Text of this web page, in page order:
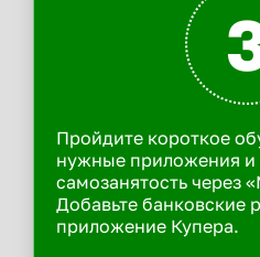
Пройдите короткое
нужные приложения
самозанятость через
Добавьте банковские
приложение Купера.